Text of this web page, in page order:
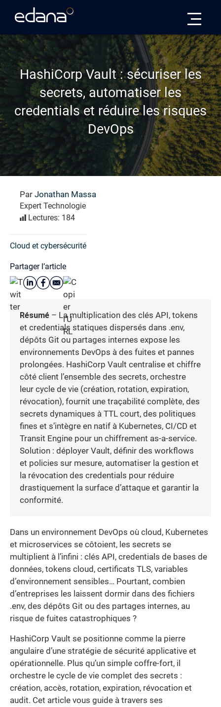
HashiCorp Vault : sécuriser les
secrets, automatiser les
credentials et réduire les risques
DevOps
Par Jonathan Massa
Expert Technologie
Lectures: 184
Cloud et cybersécurité
Partager l’article
Résumé – La multiplication des clés API, tokens
et credentials statiques dispersés dans .env,
dépôts Git ou partages internes expose les
environnements DevOps à des fuites et pannes
prolongées. HashiCorp Vault centralise et chiffre
côté client l’ensemble des secrets, orchestre
leur cycle de vie (création, rotation, expiration,
révocation), fournit une traçabilité complète, des
secrets dynamiques à TTL court, des politiques
fines et s’intègre en natif à Kubernetes, CI/CD et
Transit Engine pour un chiffrement as-a-service.
Solution : déployer Vault, définir des workflows
et policies sur mesure, automatiser la gestion et
la révocation des credentials pour réduire
drastiquement la surface d’attaque et garantir la
conformité.
Dans un environnement DevOps où cloud, Kubernetes
et microservices se côtoient, les secrets se
multiplient à l’infini : clés API, credentials de bases de
données, tokens cloud, certificats TLS, variables
d’environnement sensibles… Pourtant, combien
d’entreprises les laissent dormir dans des fichiers
.env, des dépôts Git ou des partages internes, au
risque de fuites catastrophiques ?
HashiCorp Vault se positionne comme la pierre
angulaire d’une stratégie de sécurité applicative et
opérationnelle. Plus qu’un simple coffre-fort, il
orchestre le cycle de vie complet des secrets :
création, accès, rotation, expiration, révocation et
audit. Cet article vous guide à travers ses